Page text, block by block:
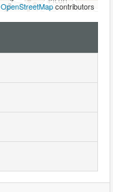
OpenStreetMapcontributors